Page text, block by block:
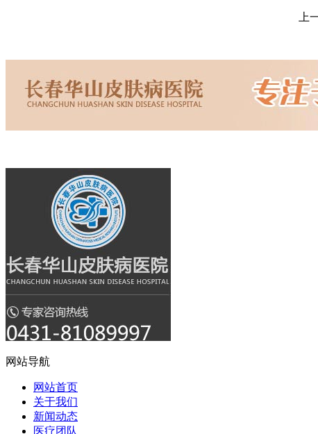
上
网站导航
网站首页
关于我们
新闻动态
医疗团队